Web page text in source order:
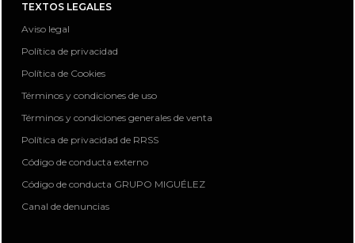
TEXTOS LEGALES
Aviso legal
Política de privacidad
Política de Cookies
Términos y condiciones de uso
Términos y condiciones generales de venta
Política de privacidad de RRSS
Código de conducta externo
Código de conducta GRUPO MIGUÉLEZ
Canal de denuncias